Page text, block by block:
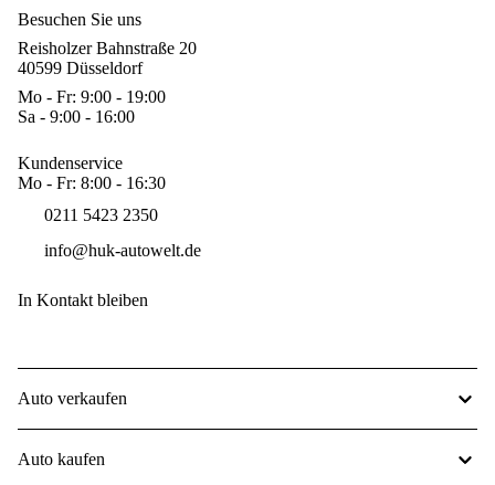
Besuchen Sie uns
Reisholzer Bahnstraße 20
40599 Düsseldorf
Mo - Fr: 9:00 - 19:00
Sa - 9:00 - 16:00
Kundenservice
Mo - Fr: 8:00 - 16:30
0211 5423 2350
info@huk-autowelt.de
In Kontakt bleiben
Auto verkaufen
Auto kaufen